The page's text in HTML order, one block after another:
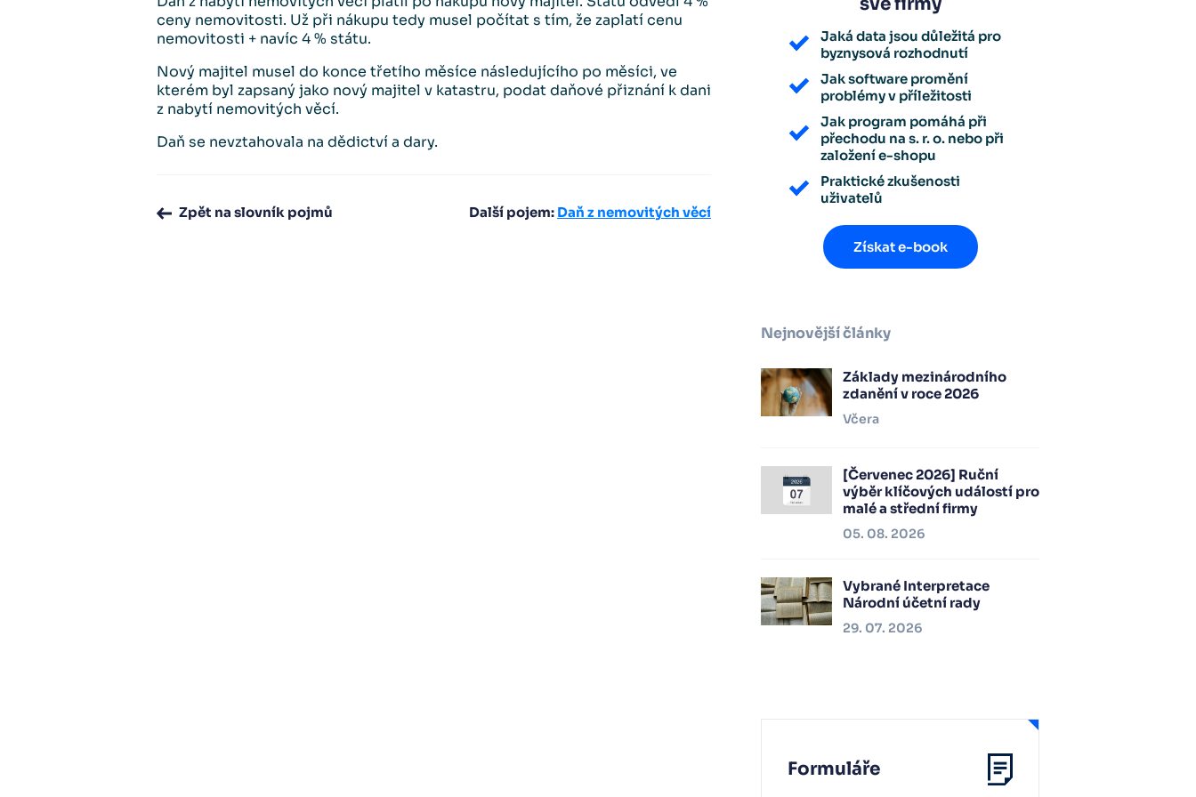
ceny nemovitosti. Už při nákupu tedy musel počítat s tím, že zaplatí cenu
nemovitosti + navíc 4 % státu.
Nový majitel musel do konce třetího měsíce následujícího po měsíci, ve
kterém byl zapsaný jako nový majitel v katastru, podat daňové přiznání k dani
z nabytí nemovitých věcí.
Daň se nevztahovala na dědictví a dary.
Zpět na slovník pojmů Další pojem: Daň z nemovitých věcí
Jaká data jsou důležitá pro
byznysová rozhodnutí
Jak software promění
problémy v příležitosti
Jak program pomáhá při
přechodu na s. r. o. nebo při
založení e-shopu
Praktické zkušenosti
uživatelů
Získat e-book
Nejnovější články
Základy mezinárodního
zdanění v roce 2026
Včera
[Červenec 2026] Ruční
výběr klíčových událostí pro
malé a střední firmy
05. 08. 2026
Vybrané Interpretace
Národní účetní rady
29. 07. 2026
Formuláře